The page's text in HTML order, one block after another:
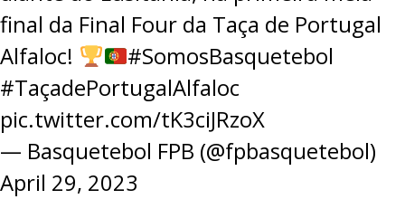
final da Final Four da Taça de Portugal
Alfaloc!
#SomosBasquetebol
#TaçadePortugalAlfaloc
pic.twitter.com/tK3ciJRzoX
— Basquetebol FPB (@fpbasquetebol)
April 29, 2023